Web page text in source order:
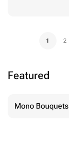
1 2
Featured
Mono Bouquets